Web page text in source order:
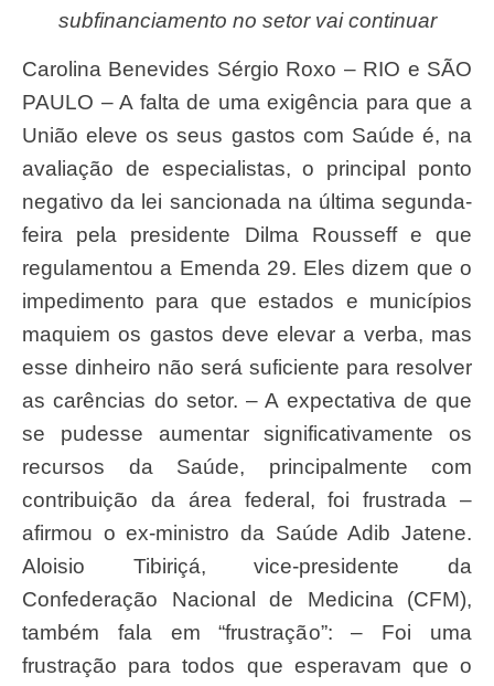
subfinanciamento no setor vai continuar
Carolina Benevides Sérgio Roxo – RIO e SÃO
PAULO – A falta de uma exigência para que a
União eleve os seus gastos com Saúde é, na
avaliação de especialistas, o principal ponto
negativo da lei sancionada na última segunda-
feira pela presidente Dilma Rousseff e que
regulamentou a Emenda 29. Eles dizem que o
impedimento para que estados e municípios
maquiem os gastos deve elevar a verba, mas
esse dinheiro não será suficiente para resolver
as carências do setor. – A expectativa de que
se pudesse aumentar significativamente os
recursos da Saúde, principalmente com
contribuição da área federal, foi frustrada –
afirmou o ex-ministro da Saúde Adib Jatene.
Aloisio Tibiriçá, vice-presidente da
Confederação Nacional de Medicina (CFM),
também fala em “frustração”: – Foi uma
frustração para todos que esperavam que o